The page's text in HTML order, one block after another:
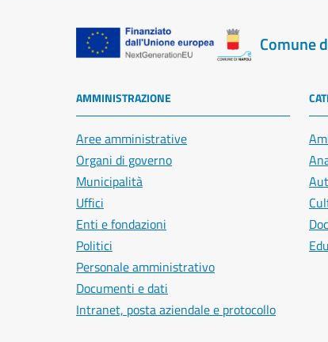
Comune
AMMINISTRAZIONE
Aree amministrative
Organi di governo
Municipalità
Uffici
Enti e fondazioni
Politici
Personale amministrativo
Documenti e dati
Intranet, posta aziendale e protocollo